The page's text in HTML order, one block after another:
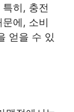
히, 충전
에, 소비
얻을 수 있